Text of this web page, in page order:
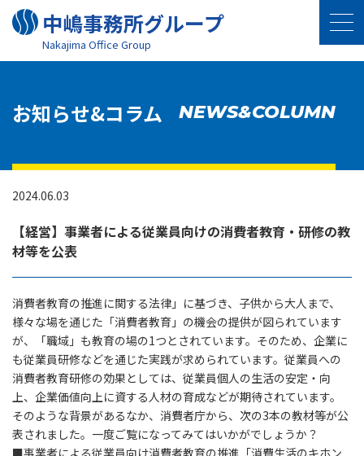
中嶋事務所グループ
Nakajima Oﬃce Group
お知らせ&コラム NEWS&COLUMN
2024.06.03
【経営】事業者による従業員向けの消費者教育・研修の教
材等を公表
消費者教育の推進に関する法律」に基づき、子供から大人まで、
様々な場を通じた「消費者教育」の機会の提供が図られています
が、「職域」も教育の場の1つとされています。そのため、企業に
も従業員研修などを通じた実践が求められています。従業員への
消費者教育研修の効果としては、従業員個人の生活の安定・向
上、企業価値向上に資する人材の育成などが期待されています。
そのような背景があるなか、消費者庁から、次の3本の教材等が公
表されました。一度ご覧になってみてはいかがでしょうか？
■事業者による従業員向け消費者教育の推進「消費生活のキホン